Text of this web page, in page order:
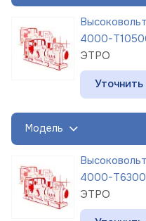
4000-
ЭТРО
Уточнить
Модель
4000-Т6300
ЭТРО